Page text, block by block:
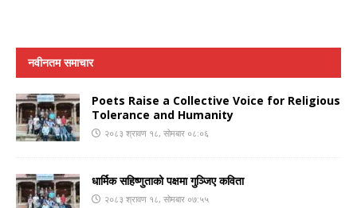
नवीनतम समाचार
Poets Raise a Collective Voice for Religious
Tolerance and Humanity
२०८३ श्रावण १८, सोमबार ०८:०६
धार्मिक सहिष्णुताको पक्षमा गुञ्जिए कविता
२०८३ श्रावण १८, सोमबार ०७:५५